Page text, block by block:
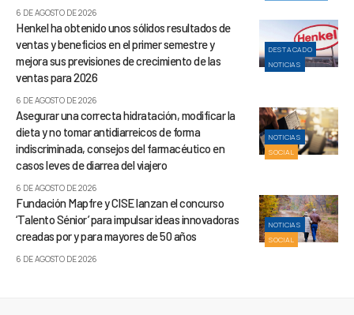
6 DE AGOSTO DE 2026
DESTACADO
NOTICIAS
Henkel ha obtenido unos sólidos resultados de
ventas y beneficios en el primer semestre y
mejora sus previsiones de crecimiento de las
ventas para 2026
6 DE AGOSTO DE 2026
NOTICIAS
SOCIAL
Asegurar una correcta hidratación, modificar la
dieta y no tomar antidiarreicos de forma
indiscriminada, consejos del farmacéutico en
casos leves de diarrea del viajero
6 DE AGOSTO DE 2026
NOTICIAS
SOCIAL
Fundación Mapfre y CISE lanzan el concurso
‘Talento Sénior’ para impulsar ideas innovadoras
creadas por y para mayores de 50 años
6 DE AGOSTO DE 2026